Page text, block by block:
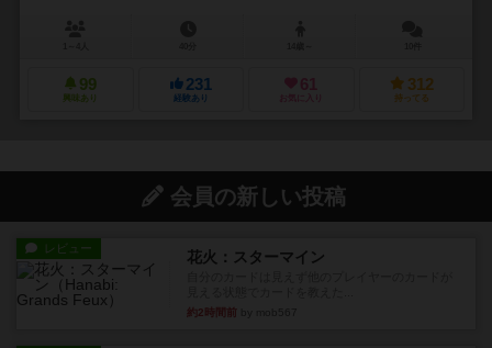
99
興味あり
231
経験あり
61
お気に入り
312
持ってる
会員の新しい投稿
レビュー 花火：スターマイン
約2時間前